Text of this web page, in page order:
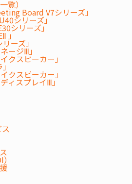
覧）
Board V7シリーズ」
シリーズ」
シリーズ」
」
ーズ」
ージⅢ」
クスピーカー」
」
クスピーカー」
ィスプレイⅢ」
特長
FEATURES
で効率を向上